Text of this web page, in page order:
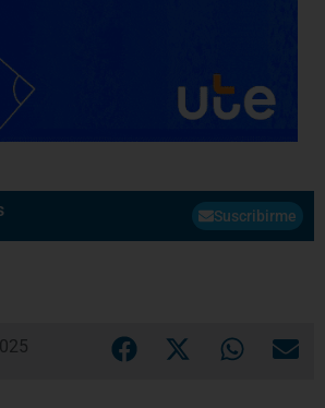
Suscribirme